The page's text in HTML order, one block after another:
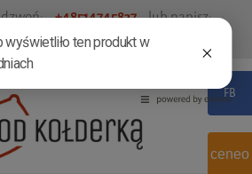
+48514745837 lub napisz:
ceneo